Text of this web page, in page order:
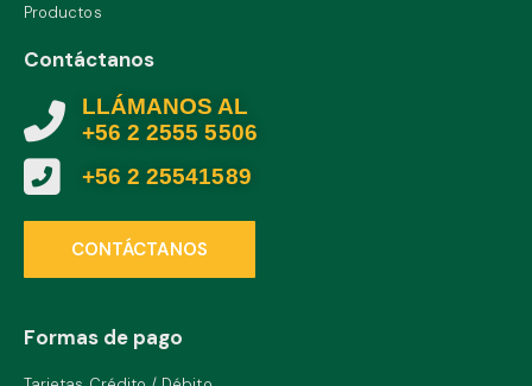
Productos
Contáctanos
LLÁMANOS AL
+56 2 2555 5506
+56 2 25541589
CONTÁCTANOS
Formas de pago